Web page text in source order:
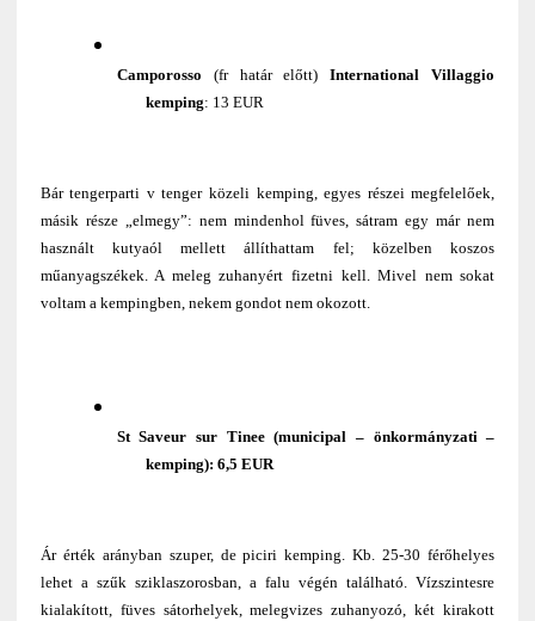
Camporosso (fr határ előtt)International Villaggio
kemping: 13 EUR
Bár tengerparti v tenger közeli kemping, egyes részei megfelelőek,
másik része „elmegy”: nem mindenhol füves, sátram egy már nem
használt kutyaól mellett állíthattam fel; közelben koszos
műanyagszékek. A meleg zuhanyért fizetni kell. Mivel nem sokat
voltam a kempingben, nekem gondot nem okozott.
St Saveur sur Tinee (municipal – önkormányzati –
kemping): 6,5 EUR
Ár érték arányban szuper, de piciri kemping. Kb. 25-30 férőhelyes
lehet a szűk sziklaszorosban, a falu végén található. Vízszintesre
kialakított, füves sátorhelyek, melegvizes zuhanyozó, két kirakott